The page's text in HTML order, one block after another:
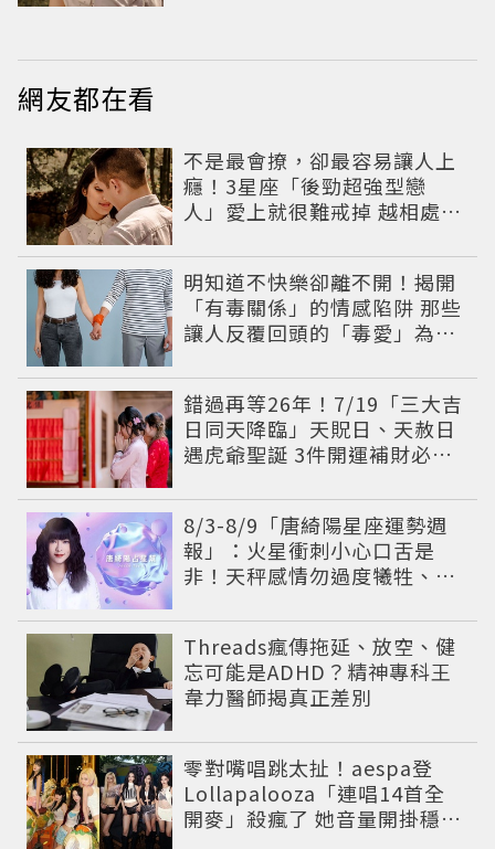
網友都在看
不是最會撩，卻最容易讓人上
癮！3星座「後勁超強型戀
人」愛上就很難戒掉 越相處越
明知道不快樂卻離不開！揭開
「有毒關係」的情感陷阱 那些
讓人反覆回頭的「毒愛」為何
錯過再等26年！7/19「三大吉
日同天降臨」天貺日、天赦日
遇虎爺聖誕 3件開運補財必做
8/3-8/9「唐綺陽星座運勢週
報」：火星衝刺小心口舌是
非！天秤感情勿過度犧牲、
Threads瘋傳拖延、放空、健
忘可能是ADHD？精神專科王
韋力醫師揭真正差別
零對嘴唱跳太扯！aespa登
Lollapalooza「連唱14首全
開麥」殺瘋了 她音量開掛穩到